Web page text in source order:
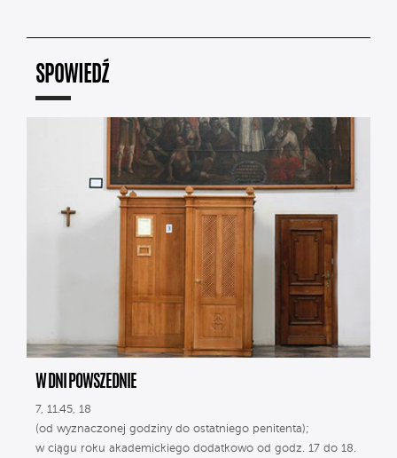
SPOWIEDŹ
W DNI POWSZEDNIE
7, 11.45, 18
(od wyznaczonej godziny do ostatniego penitenta);
w ciągu roku akademickiego dodatkowo od godz. 17 do 18.